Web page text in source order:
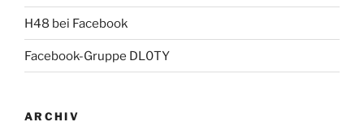
H48 bei Facebook
Facebook-Gruppe DL0TY
ARCHIV